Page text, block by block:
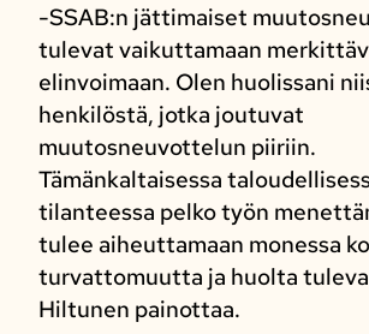
-SSAB:n jättimaiset
tulevat vaikuttamaan
elinvoimaan. Olen huolissani
henkilöstä, jotka joutuvat
muutosneuvottelun piiriin.
Tämänkaltaisessa
tilanteessa pelko työn
tulee aiheuttamaan monessa
turvattomuutta ja huolta
Hiltunen painottaa.